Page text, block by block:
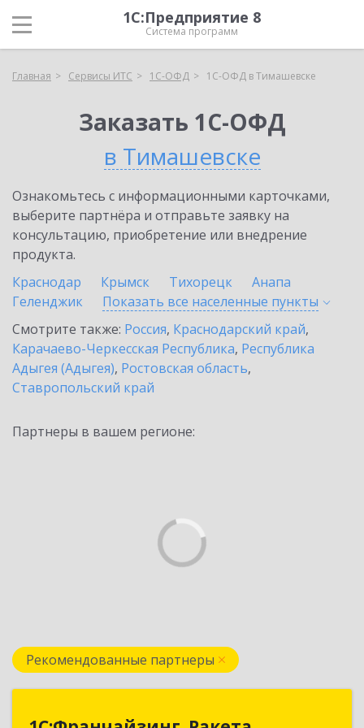
1С:Предприятие 8
Система программ
Главная Сервисы ИТС 1С-ОФД 1С-ОФД в Тимашевске
Заказать 1С-ОФД
в Тимашевске
Ознакомьтесь с информационными карточками,
выберите партнёра и отправьте заявку на
консультацию, приобретение или внедрение
продукта.
Краснодар
Крымск Тихорецк
Анапа
Геленджик
Показать все населенные пункты
Смотрите также: Россия, Краснодарский край,
Карачаево-Черкесская Республика, Республика
Адыгея (Адыгея), Ростовская область,
Ставропольский край
Партнеры в вашем регионе:
Рекомендованные партнеры
1С:Франчайзинг. Ракета